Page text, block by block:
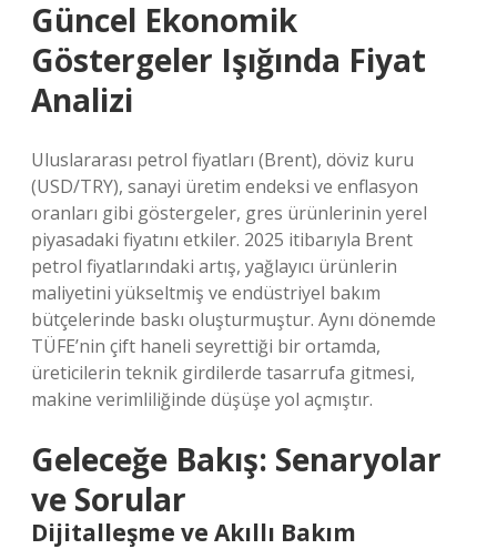
Güncel Ekonomik
Göstergeler Işığında Fiyat
Analizi
Uluslararası petrol fiyatları (Brent), döviz kuru
(USD/TRY), sanayi üretim endeksi ve enflasyon
oranları gibi göstergeler, gres ürünlerinin yerel
piyasadaki fiyatını etkiler. 2025 itibarıyla Brent
petrol fiyatlarındaki artış, yağlayıcı ürünlerin
maliyetini yükseltmiş ve endüstriyel bakım
bütçelerinde baskı oluşturmuştur. Aynı dönemde
TÜFE’nin çift haneli seyrettiği bir ortamda,
üreticilerin teknik girdilerde tasarrufa gitmesi,
makine verimliliğinde düşüşe yol açmıştır.
Geleceğe Bakış: Senaryolar
ve Sorular
Dijitalleşme ve Akıllı Bakım